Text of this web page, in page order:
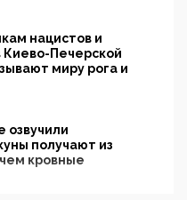
нацистов и
Киево-Печерской
миру рога и
озвучили
получают из
кровные